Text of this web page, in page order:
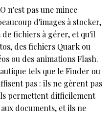
n'est pas une mince
d'images à stocker,
de fichiers à gérer, et qu'il
des fichiers Quark ou
ou des animations Flash.
tels que le Finder ou
pas : ils ne gèrent pas
permettent difficilement
documents, et ils ne